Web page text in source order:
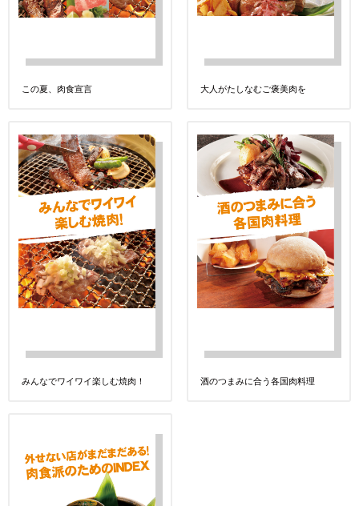
この夏、肉食宣言 大人がたしなむご褒美肉を
みんなでワイワイ楽しむ焼肉！ 酒のつまみに合う各国肉料理